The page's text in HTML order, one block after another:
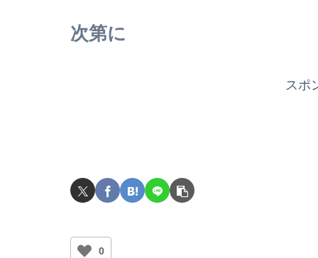
次第に
スポ
0